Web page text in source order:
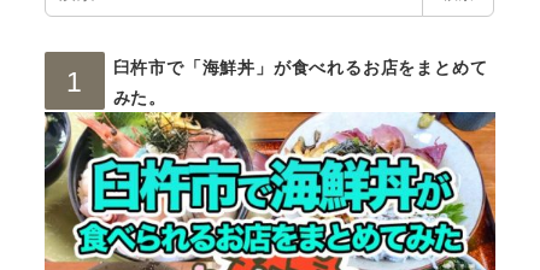
索
臼杵市で「海鮮丼」が食べれるお店をまとめて
みた。